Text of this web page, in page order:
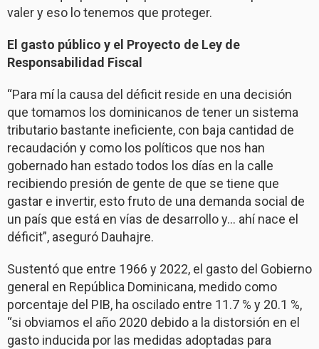
valer y eso lo tenemos que proteger.
El gasto público y el Proyecto de Ley de
Responsabilidad Fiscal
“Para mí la causa del déficit reside en una decisión
que tomamos los dominicanos de tener un sistema
tributario bastante ineficiente, con baja cantidad de
recaudación y como los políticos que nos han
gobernado han estado todos los días en la calle
recibiendo presión de gente de que se tiene que
gastar e invertir, esto fruto de una demanda social de
un país que está en vías de desarrollo y… ahí nace el
déficit”, aseguró Dauhajre.
Sustentó que entre 1966 y 2022, el gasto del Gobierno
general en República Dominicana, medido como
porcentaje del PIB, ha oscilado entre 11.7 % y 20.1 %,
“si obviamos el año 2020 debido a la distorsión en el
gasto inducida por las medidas adoptadas para